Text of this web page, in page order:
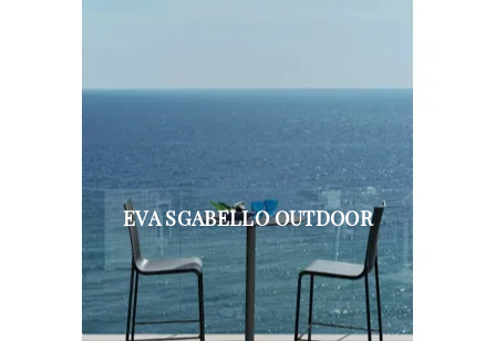
EVA SGABELLO OUTDOOR